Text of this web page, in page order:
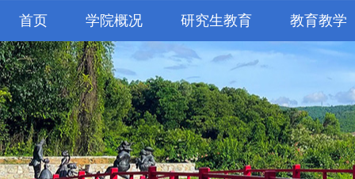
首页 学院概况 研究生教育 教育教学